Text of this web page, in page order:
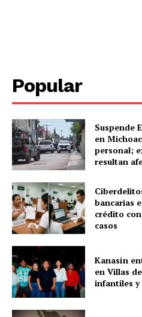
Menú
Yucatán
Sociedad y Negocios
Policíacas
Popular
Suspende
en
personal;
resultan
bancarias
crédito
casos
Kanasín
en Villas
infantiles y